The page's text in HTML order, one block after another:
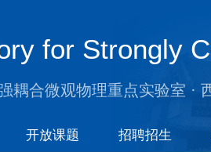
for Strongly
耦合微观物理重点实验室 ·
开放课题 招聘招生